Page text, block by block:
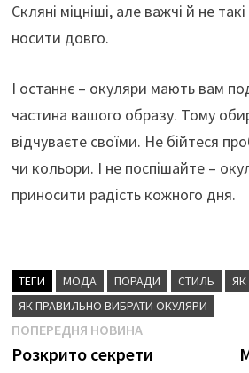
Скляні міцніші, але важчі й не
носити довго.
І останнє – окуляри мають вам
частина вашого образу. Тому
відчуваєте своїми. Не бійтеся
чи кольори. І не поспішайте –
приносити радість кожного дня.
ТЕГИ МОДА ПОРАДИ СТИЛЬ
ЯК
ЯК ПРАВИЛЬНО ВИБРАТИ ОКУЛЯРИ
Навігація
ПОПЕРЕДНЯ НОВИНАПопередня
новина
Розкрито секрети